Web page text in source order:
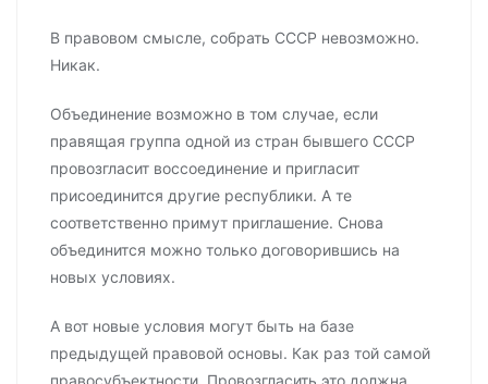
В правовом смысле, собрать СССР невозможно.
Никак.
Объединение возможно в том случае, если
правящая группа одной из стран бывшего СССР
провозгласит воссоединение и пригласит
присоединится другие республики. А те
соответственно примут приглашение. Снова
объединится можно только договорившись на
новых условиях.
А вот новые условия могут быть на базе
предыдущей правовой основы. Как раз той самой